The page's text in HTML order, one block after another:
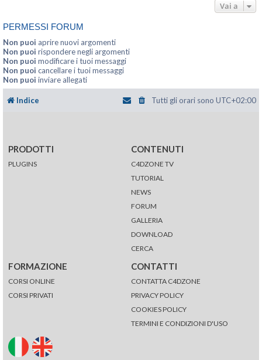
Vai a
PERMESSI FORUM
Non puoi aprire nuovi argomenti
Non puoi rispondere negli argomenti
Non puoi modificare i tuoi messaggi
Non puoi cancellare i tuoi messaggi
Non puoi inviare allegati
Indice Tutti gli orari sono UTC+02:00
PRODOTTI
PLUGINS
CONTENUTI
C4DZONE TV
TUTORIAL
NEWS
FORUM
GALLERIA
DOWNLOAD
CERCA
FORMAZIONE
CORSI ONLINE
CORSI PRIVATI
CONTATTI
CONTATTA C4DZONE
PRIVACY POLICY
COOKIES POLICY
TERMINI E CONDIZIONI D'USO